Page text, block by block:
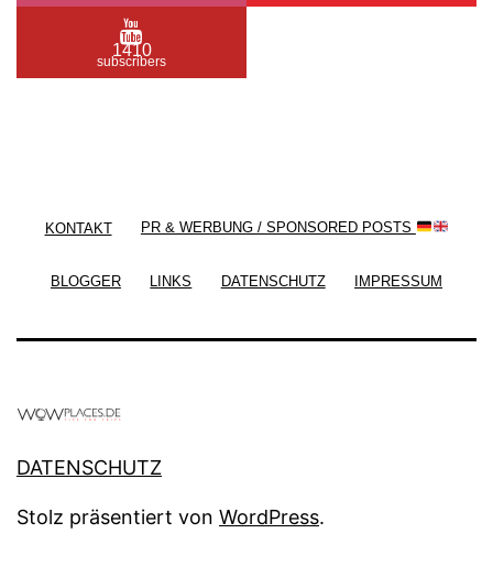
1410
subscribers
KONTAKT PR & WERBUNG / SPONSORED POSTS
BLOGGER LINKS DATENSCHUTZ IMPRESSUM
DATENSCHUTZ
Stolz präsentiert von WordPress.